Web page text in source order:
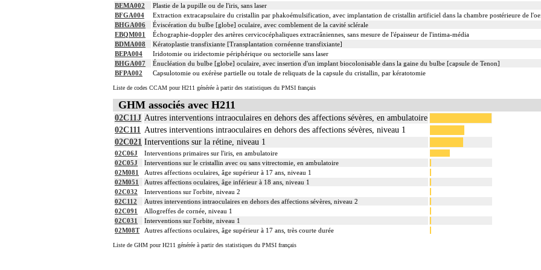
BEMA002
Plastie de la pupille ou de l'iris, sans laser
BFGA004
Extraction extracapsulaire du cristallin par phakoémulsification, avec implantation de cristallin artificiel dans la chambre postérieure de
BHGA006
Éviscération du bulbe [globe] oculaire, avec comblement de la cavité sclérale
EBQM001
Échographie-doppler des artères cervicocéphaliques extracrâniennes, sans mesure de l'épaisseur de l'intima-média
BDMA008
Kératoplastie transfixiante [Transplantation cornéenne transfixiante]
BEPA004
Iridotomie ou iridectomie périphérique ou sectorielle sans laser
BHGA007
Énucléation du bulbe [globe] oculaire, avec insertion d'un implant biocolonisable dans la gaine du bulbe [capsule de Tenon]
BFPA002
Capsulotomie ou exérèse partielle ou totale de reliquats de la capsule du cristallin, par kératotomie
Liste de codes CCAM pour H211 générée à partir des statistiques du PMSI français
GHM associés avec H211
02C11J Autres interventions intraoculaires en dehors des affections sévères, en ambulatoire
02C111
Autres interventions intraoculaires en dehors des affections sévères, niveau 1
02C021 Interventions sur la rétine, niveau 1
02C06J
Interventions primaires sur l'iris, en ambulatoire
02C05J
Interventions sur le cristallin avec ou sans vitrectomie, en ambulatoire
02M081
Autres affections oculaires, âge supérieur à 17 ans, niveau 1
02M051
Autres affections oculaires, âge inférieur à 18 ans, niveau 1
02C032
Interventions sur l'orbite, niveau 2
02C112
Autres interventions intraoculaires en dehors des affections sévères, niveau 2
02C091
Allogreffes de cornée, niveau 1
02C031
Interventions sur l'orbite, niveau 1
02M08T
Autres affections oculaires, âge supérieur à 17 ans, très courte durée
Liste de GHM pour H211 générée à partir des statistiques du PMSI français